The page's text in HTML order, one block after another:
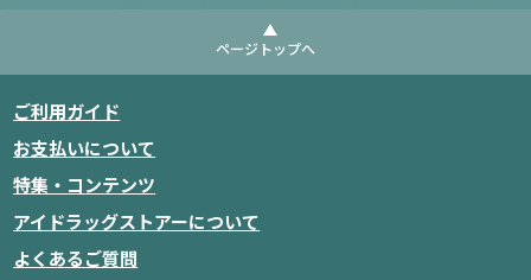
ページトップへ
ご利用ガイド
お支払いについて
特集・コンテンツ
アイドラッグストアーについて
よくあるご質問